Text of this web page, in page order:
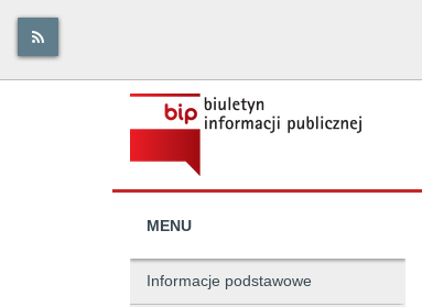
MENU
Informacje podstawowe